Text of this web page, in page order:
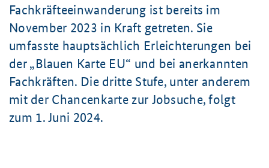
Fachkräfteeinwanderung ist bereits im
November 2023 in Kraft getreten. Sie
umfasste hauptsächlich Erleichterungen bei
der „Blauen Karte EU“ und bei anerkannten
Fachkräften. Die dritte Stufe, unter anderem
mit der Chancenkarte zur Jobsuche, folgt
zum 1. Juni 2024.